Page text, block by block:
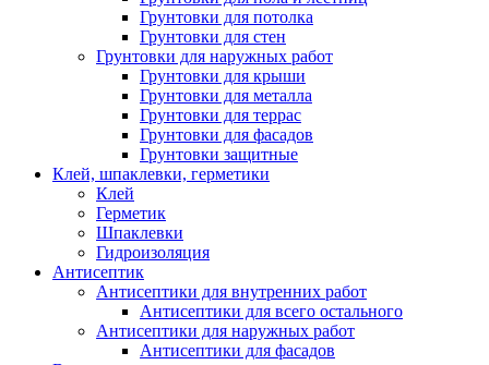
Грунтовки для потолка
Грунтовки для стен
Грунтовки для наружных работ
Грунтовки для крыши
Грунтовки для металла
Грунтовки для террас
Грунтовки для фасадов
Грунтовки защитные
Клей, шпаклевки, герметики
Клей
Герметик
Шпаклевки
Гидроизоляция
Антисептик
Антисептики для внутренних работ
Антисептики для всего остального
Антисептики для наружных работ
Антисептики для фасадов